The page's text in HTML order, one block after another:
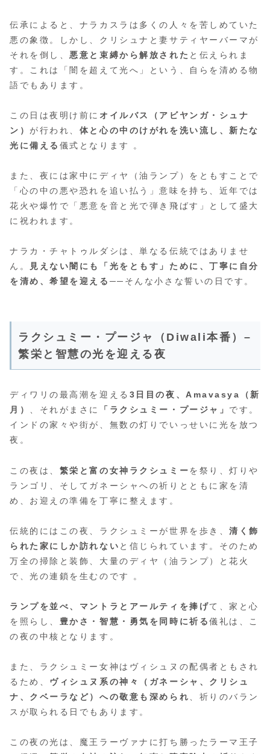
伝承によると、ナラカスラは多くの人々を苦しめていた
悪の象徴。しかし、クリシュナと妻サティヤーバーマが
それを倒し、 悪意と束縛から解放された と伝えられま
す。これは「闇を超えて光へ」という、自らを清める物
語でもあります。
この日は夜明け前に オイルバス（アビヤンガ・シュナ
ン） が行われ、 体と心の中のけがれを洗い流し、新たな
光に備える 儀式となります 。
また、夜には家中にディヤ（油ランプ）をともすことで
「心の中の悪や恐れを追い払う」意味を持ち、近年では
花火や爆竹で「悪意を音と光で弾き飛ばす」として盛大
に祝われます。
ナラカ・チャトゥルダシは、単なる伝統ではありませ
ん。
見えない闇にも「光をともす」ために、丁寧に自分
を清め、希望を迎える── そんな小さな誓いの日です。
ラクシュミー・プージャ（Diwali本番）–
繁栄と智慧の光を迎える夜
ディワリの最高潮を迎える 3日目の夜、Amavasya（新
月） 、それがまさに 「ラクシュミー・プージャ」 です。
インドの家々や街が、無数の灯りでいっせいに光を放つ
夜。
この夜は、 繁栄と富の女神ラクシュミーを祭り、灯りや
ランゴリ、そしてガネーシャへの祈りとともに家を清
め、お迎えの準備を丁寧に整えます。
伝統的にはこの夜、ラクシュミーが世界を歩き、清く飾
られた家にしか訪れない と信じられています。そのため
万全の掃除と装飾、大量のディヤ（油ランプ）と花火
で、光の連鎖を生むのです 。
ランプを並べ、マントラとアールティを捧げて、家と心
を照らし、 豊かさ・智慧・勇気を同時に祈る儀礼は、こ
の夜の中核となります。
また、ラクシュミー女神はヴィシュヌの配偶者ともされ
るため、 ヴィシュヌ系の神々（ガネーシャ、クリシュ
ナ、クベーラなど）への敬意も深められ、祈りのバラン
スが取られる日でもあります。
この夜の光は、魔王ラーヴァナに打ち勝ったラーマ王子